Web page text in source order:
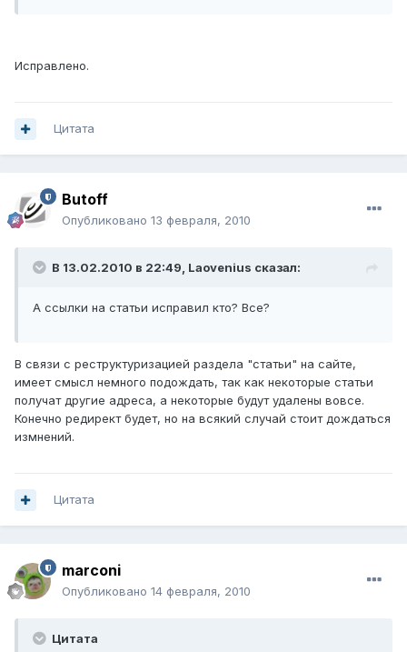
Исправлено.
Цитата
Butoff
Опубликовано 13 февраля, 2010
В 13.02.2010 в 22:49, Laovenius сказал:
А ссылки на статьи исправил кто? Все?
В связи с реструктуризацией раздела "статьи" на сайте,
имеет смысл немного подождать, так как некоторые статьи
получат другие адреса, а некоторые будут удалены вовсе.
Конечно редирект будет, но на всякий случай стоит дождаться
измнений.
Цитата
marconi
Опубликовано 14 февраля, 2010
Цитата